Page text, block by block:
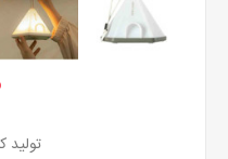
تولید